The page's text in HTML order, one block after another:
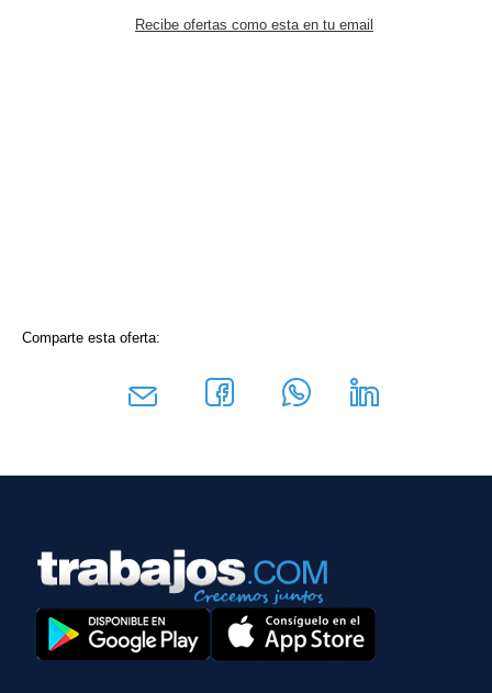
Recibe ofertas como esta en tu email
Comparte esta oferta: